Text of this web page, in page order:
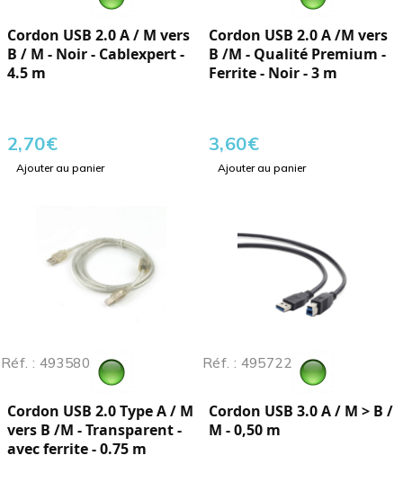
Cordon USB 2.0 A / M vers
B / M - Noir - Cablexpert -
4.5 m
2,70€
Ajouter au panier
Cordon USB 2.0 A /M vers
B /M - Qualité Premium -
Ferrite - Noir - 3 m
3,60€
Ajouter au panier
Réf. : 493580
Cordon USB 2.0 Type A / M
vers B /M - Transparent -
avec ferrite - 0.75 m
Réf. : 495722
Cordon USB 3.0 A / M > B /
M - 0,50 m